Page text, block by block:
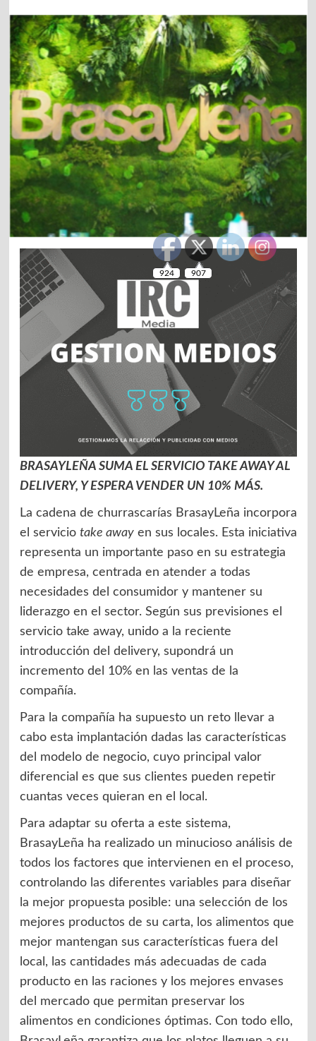
BRASAYLEÑA SUMA EL SERVICIO TAKE AWAY AL
DELIVERY, Y ESPERA VENDER UN 10% MÁS.
La cadena de churrascarías BrasayLeña incorpora
el servicio take awayen sus locales. Esta iniciativa
representa un importante paso en su estrategia
de empresa, centrada en atender a todas
necesidades del consumidor y mantener su
liderazgo en el sector. Según sus previsiones el
servicio take away, unido a la reciente
introducción del delivery, supondrá un
incremento del 10% en las ventas de la
compañía.
Para la compañía ha supuesto un reto llevar a
cabo esta implantación dadas las características
del modelo de negocio, cuyo principal valor
diferencial es que sus clientes pueden repetir
cuantas veces quieran en el local.
Para adaptar su oferta a este sistema,
BrasayLeña ha realizado un minucioso análisis de
todos los factores que intervienen en el proceso,
controlando las diferentes variables para diseñar
la mejor propuesta posible: una selección de los
mejores productos de su carta, los alimentos que
mejor mantengan sus características fuera del
local, las cantidades más adecuadas de cada
producto en las raciones y los mejores envases
del mercado que permitan preservar los
alimentos en condiciones óptimas. Con todo ello,
924 907